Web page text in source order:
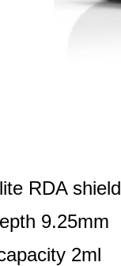
RDA shield
9.25mm
2ml